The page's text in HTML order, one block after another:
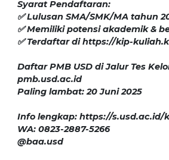
Syarat Pendaftaran:
✅ Lulusan SMA/SMK/MA tahun
✅ Memiliki potensi akademik &
✅ Terdaftar di https://kip-
Daftar PMB USD di Jalur Tes
pmb.usd.ac.id
Paling lambat: 20 Juni 2025
Info lengkap: https://s.usd.ac.id/
WA: 0823-2887-5266
@baa.usd